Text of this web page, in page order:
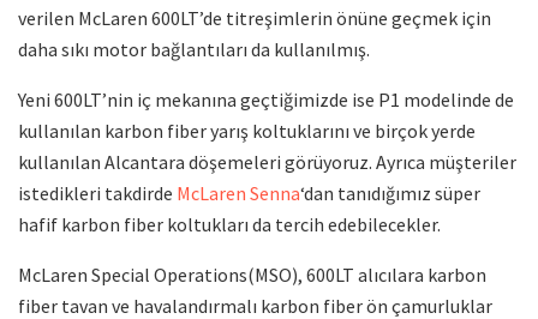
verilen McLaren 600LT’de titreşimlerin önüne geçmek için
daha sıkı motor bağlantıları da kullanılmış.
Yeni 600LT’nin iç mekanına geçtiğimizde ise P1 modelinde de
kullanılan karbon fiber yarış koltuklarını ve birçok yerde
kullanılan Alcantara döşemeleri görüyoruz. Ayrıca müşteriler
istedikleri takdirde McLaren Senna‘dan tanıdığımız süper
hafif karbon fiber koltukları da tercih edebilecekler.
McLaren Special Operations(MSO), 600LT alıcılara karbon
fiber tavan ve havalandırmalı karbon fiber ön çamurluklar